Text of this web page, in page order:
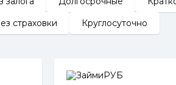
страховки Круглосуточно